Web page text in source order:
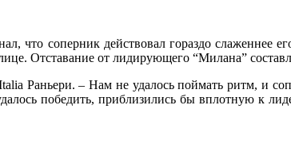
что соперник действовал гораздо слаженнее
Отставание от лидирующего “Милана”
Раньери. – Нам не удалось поймать ритм, и
победить, приблизились бы вплотную к